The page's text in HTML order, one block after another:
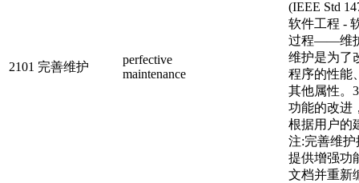
2101 完善维护
perfective
maintenance
(IEEE Std
软件工程 -
过程——维
维护是为了
程序的性能
其他属性。
功能的改进
根据用户的
注:完善维
提供增强功
文档并重新